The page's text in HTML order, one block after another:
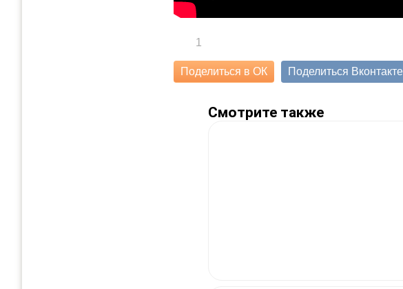
1
Поделиться в ОК Поделиться Вконтакте
Смотрите также